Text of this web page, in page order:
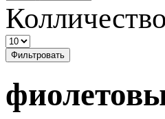
Фильтровать